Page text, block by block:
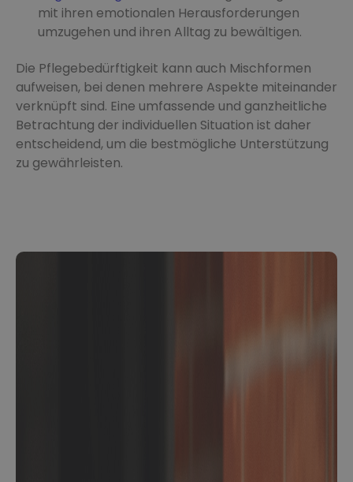
mit ihren emotionalen Herausforderungen
umzugehen und ihren Alltag zu bewältigen.
Die Pflegebedürftigkeit kann auch Mischformen
aufweisen, bei denen mehrere Aspekte miteinander
verknüpft sind. Eine umfassende und ganzheitliche
Betrachtung der individuellen Situation ist daher
entscheidend, um die bestmögliche Unterstützung
zu gewährleisten.